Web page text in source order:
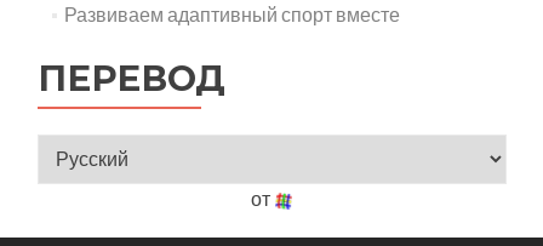
Развиваем адаптивный спорт вместе
ПЕРЕВОД
от